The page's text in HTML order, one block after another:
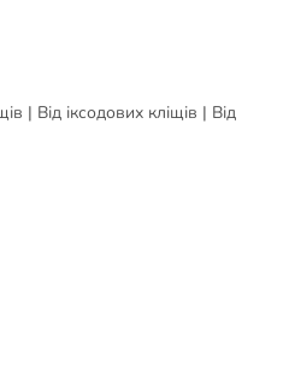
| Від іксодових кліщів | Від